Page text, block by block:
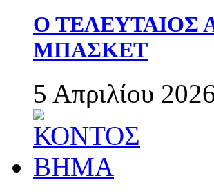
Ο ΤΕΛΕΥΤΑΙΟΣ
ΜΠΑΣΚΕΤ
5 Απριλίου